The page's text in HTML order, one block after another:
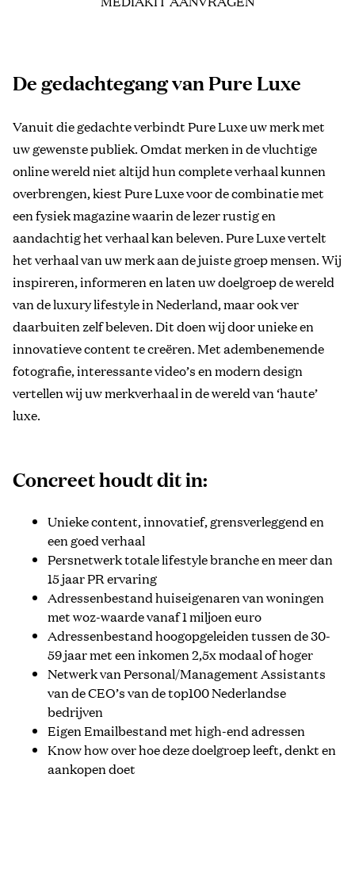
De gedachtegang van Pure Luxe
Vanuit die gedachte verbindt Pure Luxe uw merk met
uw gewenste publiek. Omdat merken in de vluchtige
online wereld niet altijd hun complete verhaal kunnen
overbrengen, kiest Pure Luxe voor de combinatie met
een fysiek magazine waarin de lezer rustig en
aandachtig het verhaal kan beleven. Pure Luxe vertelt
het verhaal van uw merk aan de juiste groep mensen. Wij
inspireren, informeren en laten uw doelgroep de wereld
van de luxury lifestyle in Nederland, maar ook ver
daarbuiten zelf beleven. Dit doen wij door unieke en
innovatieve content te creëren. Met adembenemende
fotografie, interessante video’s en modern design
vertellen wij uw merkverhaal in de wereld van ‘haute’
luxe.
Concreet houdt dit in:
Unieke content, innovatief, grensverleggend en
een goed verhaal
Persnetwerk totale lifestyle branche en meer dan
15 jaar PR ervaring
Adressenbestand huiseigenaren van woningen
met woz-waarde vanaf 1 miljoen euro
Adressenbestand hoogopgeleiden tussen de 30-
59 jaar met een inkomen 2,5x modaal of hoger
Netwerk van Personal/Management Assistants
van de CEO’s van de top100 Nederlandse
bedrijven
Eigen Emailbestand met high-end adressen
Know how over hoe deze doelgroep leeft, denkt en
aankopen doet